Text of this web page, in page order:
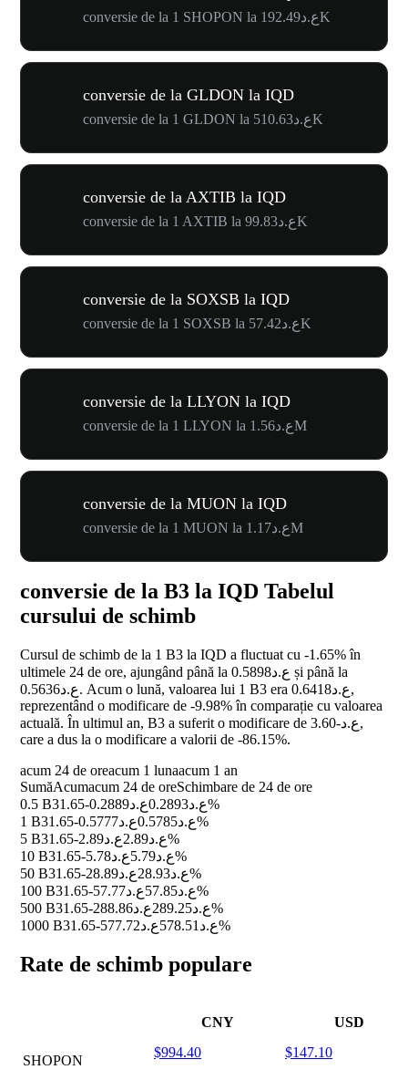
conversie de la 1 SHOPON la ع.د192.49K
conversie de la GLDON la IQD
conversie de la 1 GLDON la ع.د510.63K
conversie de la AXTIB la IQD
conversie de la 1 AXTIB la ع.د99.83K
conversie de la SOXSB la IQD
conversie de la 1 SOXSB la ع.د57.42K
conversie de la LLYON la IQD
conversie de la 1 LLYON la ع.د1.56M
conversie de la MUON la IQD
conversie de la 1 MUON la ع.د1.17M
conversie de la B3 la IQD Tabelul
cursului de schimb
Cursul de schimb de la 1 B3 la IQD a fluctuat cu -1.65%în
ultimele 24 de ore, ajungând până la ع.د0.5898 și până la
ع.د0.5636. Acum o lună, valoarea lui 1 B3 era ع.د0.6418,
reprezentând o modificare de -9.98%în comparație cu valoarea
actuală. În ultimul an, B3 a suferit o modificare de ع.د-3.60,
care a dus la o modificare a valorii de -86.15%.
acum 24 de oreacum 1 lunaacum 1 an
SumăAcumacum 24 de oreSchimbare de 24 de ore
0.5 B3
ع.د0.2893 ع.د0.2889
-1.65%
1 B3
ع.د0.5785 ع.د0.5777
-1.65%
5 B3
ع.د2.89 ع.د2.89
-1.65%
10 B3
ع.د5.79 ع.د5.78
-1.65%
50 B3
ع.د28.93 ع.د28.89
-1.65%
100 B3
ع.د57.85 ع.د57.77
-1.65%
500 B3
ع.د289.25 ع.د288.86
-1.65%
1000 B3
ع.د578.51 ع.د577.72 -1.65%
Rate de schimb populare
CNY USD
SHOPON
$994.40 $147.10